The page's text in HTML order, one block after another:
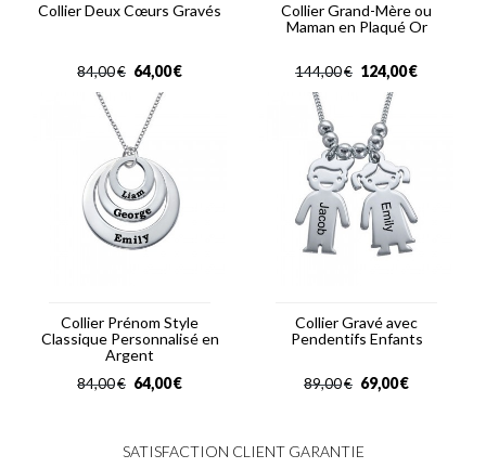
Collier Deux Cœurs Gravés
€
84,00 €
64,00
Collier Grand-Mère ou
Maman en Plaqué Or
€
144,00 €
124,00
Collier Prénom Style
Classique Personnalisé en
Argent
€
84,00 €
64,00
Collier Gravé avec
Pendentifs Enfants
€
89,00 €
69,00
SATISFACTION CLIENT GARANTIE